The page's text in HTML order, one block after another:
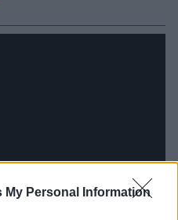
My Personal Information